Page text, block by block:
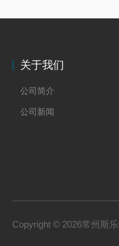
关于我们
公司简介
公司新闻
Copyright © 2026常州斯